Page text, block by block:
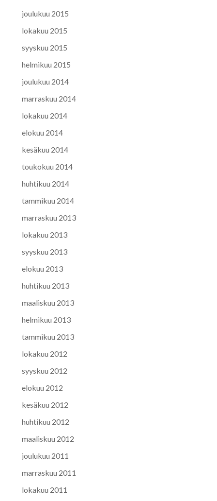
joulukuu 2015
lokakuu 2015
syyskuu 2015
helmikuu 2015
joulukuu 2014
marraskuu 2014
lokakuu 2014
elokuu 2014
kesäkuu 2014
toukokuu 2014
huhtikuu 2014
tammikuu 2014
marraskuu 2013
lokakuu 2013
syyskuu 2013
elokuu 2013
huhtikuu 2013
maaliskuu 2013
helmikuu 2013
tammikuu 2013
lokakuu 2012
syyskuu 2012
elokuu 2012
kesäkuu 2012
huhtikuu 2012
maaliskuu 2012
joulukuu 2011
marraskuu 2011
lokakuu 2011